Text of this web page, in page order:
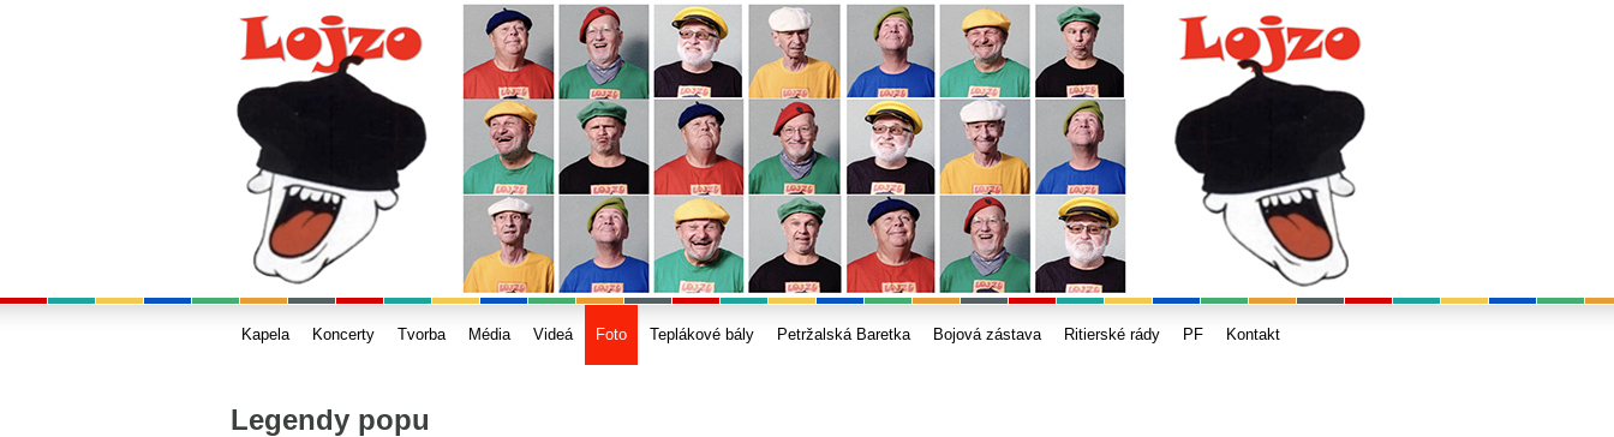
Kapela Koncerty Tvorba Média Videá Foto Teplákové bály Petržalská Baretka Bojová zástava Ritierské rády PF Kontakt
Legendy popu